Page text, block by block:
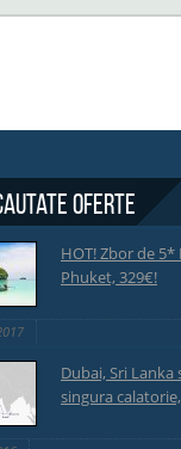
oferte
HOT! Zbor de 5*
Phuket, 329€!
Dubai, Sri
singura